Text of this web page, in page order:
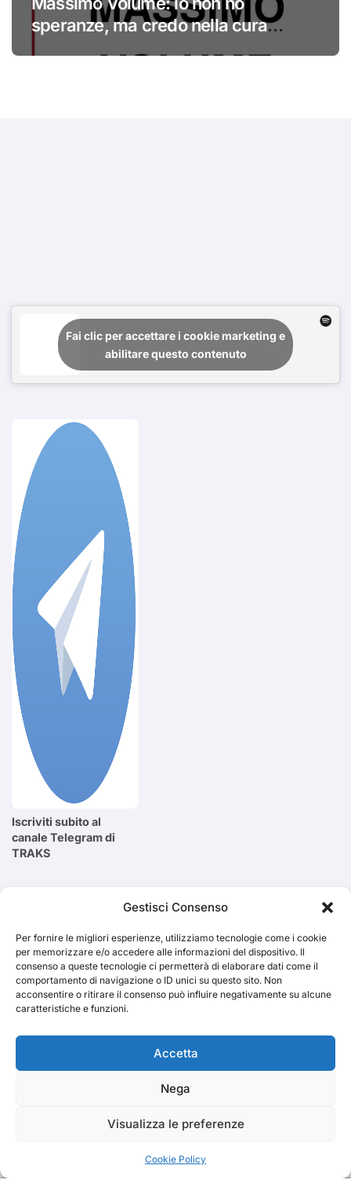
Gestisci Consenso
Per fornire le migliori esperienze, utilizziamo tecnologie come i cookie
per memorizzare e/o accedere alle informazioni del dispositivo. Il
consenso a queste tecnologie ci permetterà di elaborare dati come il
comportamento di navigazione o ID unici su questo sito. Non
acconsentire o ritirare il consenso può influire negativamente su alcune
caratteristiche e funzioni.
Accetta
Nega
Visualizza le preferenze
Cookie Policy
speranze, ma credo nella cura
Fai clic per accettare i cookie marketing e
abilitare questo contenuto
Iscriviti subito al
canale Telegram di
TRAKS
Cerca
TRAKS
Dal 2014 musica indipendente ed emergente